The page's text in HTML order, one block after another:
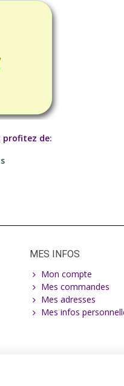
profitez de:
MES INFOS
Mon compte
Mes commandes
Mes adresses
Mes infos